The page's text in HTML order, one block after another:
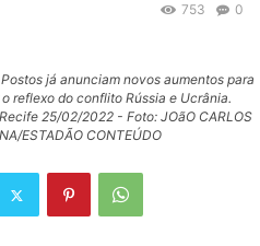
0
753
já anunciam novos aumentos para
reflexo do conflito Rússia e Ucrânia.
25/02/2022 - Foto: JOãO CARLOS
ESTADÃO CONTEÚDO